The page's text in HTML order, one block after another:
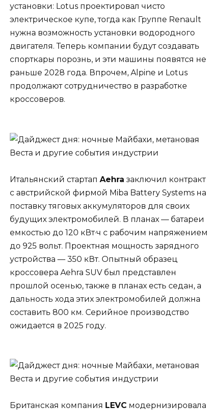
установки: Lotus проектировал чисто
электрическое купе, тогда как Группе Renault
нужна возможность установки водородного
двигателя. Теперь компании будут создавать
спорткары порознь, и эти машины появятся не
раньше 2028 года. Впрочем, Alpine и Lotus
продолжают сотрудничество в разработке
кроссоверов.
Итальянский стартап Aehra заключил контракт
с австрийской фирмой Miba Battery Systems на
поставку тяговых аккумуляторов для своих
будущих электромобилей. В планах — батареи
емкостью до 120 кВт·ч с рабочим напряжением
до 925 вольт. Проектная мощность зарядного
устройства — 350 кВт. Опытный образец
кроссовера Aehra SUV был представлен
прошлой осенью, также в планах есть седан, а
дальность хода этих электромобилей должна
составить 800 км. Серийное производство
ожидается в 2025 году.
Британская компания LEVC модернизировала